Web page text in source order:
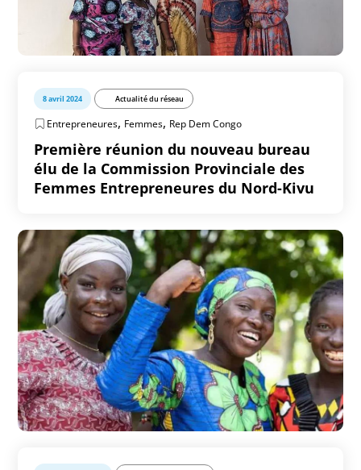
8 avril 2024 Actualité du réseau
Entrepreneures, Femmes, Rep Dem Congo
Première réunion du nouveau bureau
élu de la Commission Provinciale des
Femmes Entrepreneures du Nord-Kivu